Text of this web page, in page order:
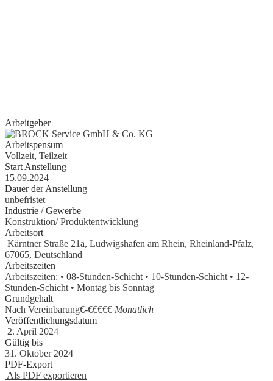
Arbeitgeber
Arbeitspensum
Vollzeit, Teilzeit
Start Anstellung
15.09.2024
Dauer der Anstellung
unbefristet
Industrie / Gewerbe
Konstruktion/ Produktentwicklung
Arbeitsort
Kärntner Straße 21a, Ludwigshafen am Rhein, Rheinland-Pfalz,
67065, Deutschland
Arbeitszeiten
Arbeitszeiten: • 08-Stunden-Schicht • 10-Stunden-Schicht • 12-
Stunden-Schicht • Montag bis Sonntag
Grundgehalt
Nach Vereinbarung€-€€€€€ Monatlich
Veröffentlichungsdatum
2. April 2024
Gültig bis
31. Oktober 2024
PDF-Export
Als PDF exportieren